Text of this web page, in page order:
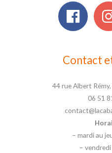
Contact
44 rue Albert
06 51
– mardi au
–